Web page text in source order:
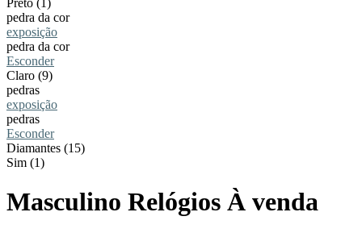
Preto (1)
pedra da cor
exposição
pedra da cor
Esconder
Claro (9)
pedras
exposição
pedras
Esconder
Diamantes (15)
Sim (1)
Masculino Relógios À venda